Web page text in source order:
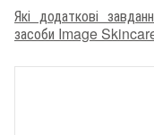
Які додаткові
засоби Image